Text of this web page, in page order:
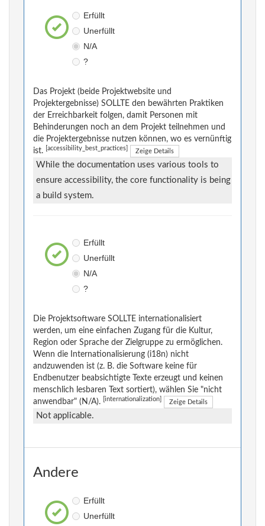
Erfüllt
Unerfüllt
N/A
?
Das Projekt (beide Projektwebsite und
Projektergebnisse) SOLLTE den bewährten Praktiken
der Erreichbarkeit folgen, damit Personen mit
Behinderungen noch an dem Projekt teilnehmen und
die Projektergebnisse nutzen können, wo es vernünftig
ist.
[accessibility_best_practices] Zeige Details
While the documentation uses various tools to
ensure accessibility, the core functionality is being
a build system.
Erfüllt
Unerfüllt
N/A
?
Die Projektsoftware SOLLTE internationalisiert
werden, um eine einfachen Zugang für die Kultur,
Region oder Sprache der Zielgruppe zu ermöglichen.
Wenn die Internationalisierung (i18n) nicht
andzuwenden ist (z. B. die Software keine für
Endbenutzer beabsichtigte Texte erzeugt und keinen
menschlich lesbaren Text sortiert), wählen Sie "nicht
anwendbar" (N/A).
[internationalization] Zeige Details
Not applicable.
Andere
Erfüllt
Unerfüllt